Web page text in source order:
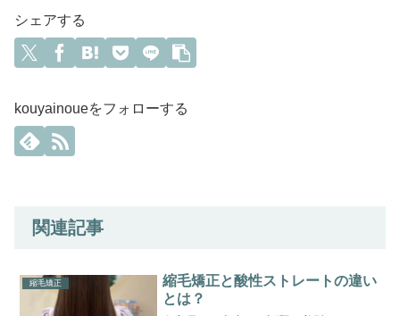
シェアする
kouyainoueをフォローする
関連記事
縮毛矯正
縮毛矯正と酸性ストレートの違い
とは？